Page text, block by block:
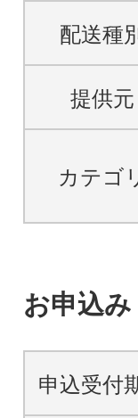
配送種
提供元
カテゴ
お申込
申込受付